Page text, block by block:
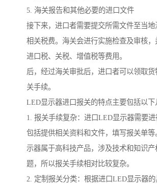
5. 海关报告和其他必要的进口文件
接下来，进口者需要提交所需文件至当
相关税费。海关会进行实施检查及审核
进口税、关税、增值税等费用。
后，经过海关审批后，进口者可以领取
关手续。
LED显示器进口报关的特点主要包括以下
1. 报关手续复杂：进口LED显示器需要进
包括提供相关资料和文件，填写报关单
示器属于高科技产品，涉及技术和知识产
题，所以报关手续相对比较复杂。
2. 定制报关分类：根据进口LED显示器